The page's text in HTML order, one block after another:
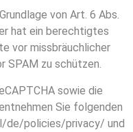
von Art. 6 Abs.
hat ein berechtigtes
vor missbräuchlicher
SPAM zu schützen.
sowie die
Sie folgenden
de/policies/privacy/ und